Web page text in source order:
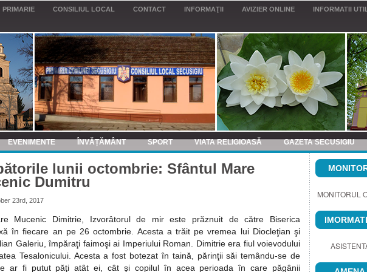
PRIMARIE CONSILIUL LOCAL CONTACT INFORMAŢII AVIZIER ONLINE
INFORMATII
EVENIMENTE ÎNVĂȚĂMÂNT SPORT VIATA RELIGIOASĂ GAZETA SECUSIGIU
lunii octombrie: Sfântul Mare
Dumitru
23rd, 2017
Mucenic Dimitrie, Izvorâtorul de mir este prăznuit de către Biserica
în fiecare an pe 26 octombrie. Acesta a trăit pe vremea lui Diocleţian şi
Galeriu, împăraţi faimoşi ai Imperiului Roman. Dimitrie era fiul voievodului
Tesalonicului. Acesta a fost botezat în taină, părinţii săi temându-se de
ar fi putut păţi atât ei, cât şi copilul în acea perioada în care păgânii
MONITORUL